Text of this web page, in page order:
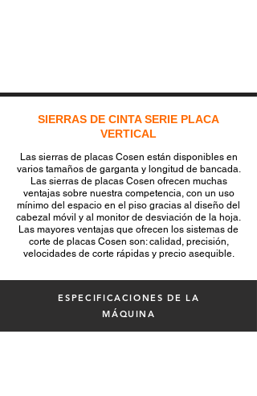
SIERRAS DE CINTA SERIE PLACA
VERTICAL
Las sierras de placas Cosen están disponibles en
varios tamaños de garganta y longitud de bancada.
Las sierras de placas Cosen ofrecen muchas
ventajas sobre nuestra competencia, con un uso
mínimo del espacio en el piso gracias al diseño del
cabezal móvil y al monitor de desviación de la hoja.
Las mayores ventajas que ofrecen los sistemas de
corte de placas Cosen son: calidad, precisión,
velocidades de corte rápidas y precio asequible.
ESPECIFICACIONES DE LA
MÁQUINA